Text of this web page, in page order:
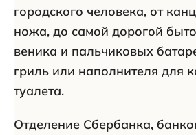
городского человека, от
ножа, до самой дорогой
веника и пальчиковых
гриль или наполнителя для
туалета.
Отделение Сбербанка,